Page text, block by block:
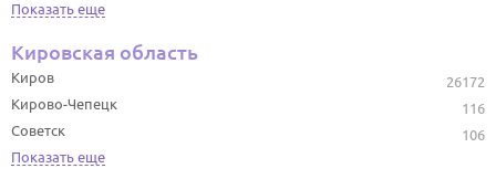
Показать еще
Кировская область
26172
Киров
116
Кирово-Чепецк
106
Советск
Показать еще